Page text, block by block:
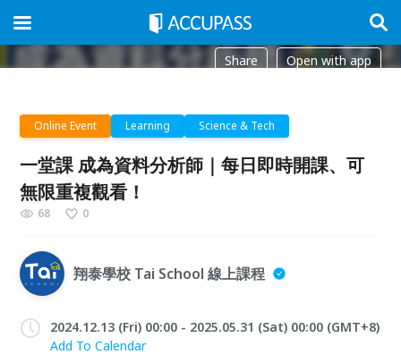
Share Open with app
Online Event Learning Science & Tech
一堂課 成為資料分析師｜每日即時開課、可
無限重複觀看！
68 0
翔泰學校 Tai School 線上課程
2024.12.13 (Fri) 00:00 - 2025.05.31 (Sat) 00:00 (GMT+8)
Add To Calendar